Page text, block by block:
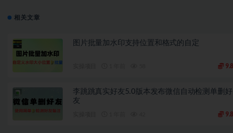
相关文章
图片批量加水印支持位置和格式的自定
9.8
李跳跳真实好友5.0版本发布微信自动检测单删好
友
9.8